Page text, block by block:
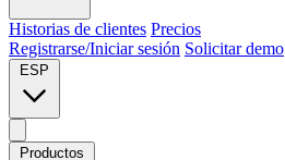
Historias de clientes Precios
Registrarse/Iniciar sesión Solicitar demo
ESP
Productos